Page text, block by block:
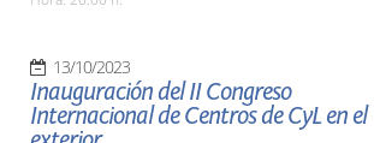
13/10/2023
Inauguración del II Congreso
Internacional de Centros de CyL en el